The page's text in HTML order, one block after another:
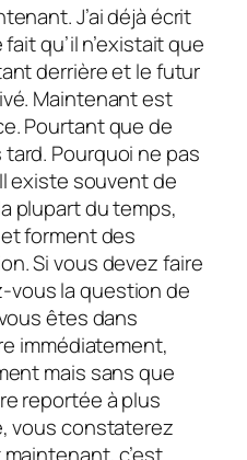
J’ai déjà écrit
qu’il n’existait que
derrière et le futur
Maintenant est
Pourtant que de
Pourquoi ne pas
existe souvent de
plupart du temps,
forment des
Si vous devez faire
la question de
êtes dans
immédiatement,
mais sans que
reportée à plus
vous constaterez